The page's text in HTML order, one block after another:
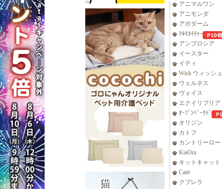
アニマルワン
アニモンダ
アボダーム
ｱﾙﾓﾈｲﾁｬｰ
アンブロシア
イースター
イティ
Wish ウィッシュ
ウェルネス
ヴォイス
エクイリブリア
ｵｰﾌﾞﾝﾍﾞｰｸﾄﾞ
オリジン
カトフ
カントリーロー
KiaOra
キットキャット
Catit
クプレラ